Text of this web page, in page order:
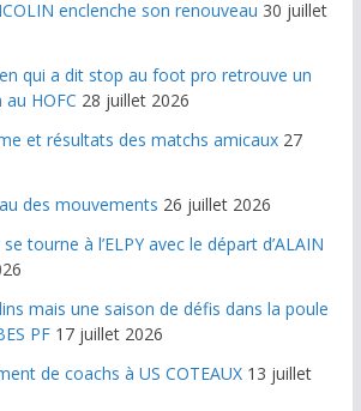
enclenche son renouveau 30 juillet
qui a dit stop au foot pro retrouve un
au HOFC 28 juillet 2026
et résultats des matchs amicaux 27
des mouvements 26 juillet 2026
tourne à l’ELPY avec le départ d’ALAIN
mais une saison de défis dans la poule
PF 17 juillet 2026
de coachs à US COTEAUX 13 juillet